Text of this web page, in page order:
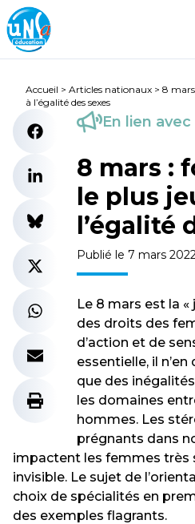
Accueil > Articles nationaux > 8
à l’égalité des sexes
En lien
8 mars :
le plus
l’égalité
Publié le 7 mars
Le 8 mars est la
des droits des
d’action et de
essentielle, il
que des
les domaines
hommes. Les
prégnants dans
impactent les femmes très
invisible. Le sujet de
choix de spécialités en
des exemples flagrants.